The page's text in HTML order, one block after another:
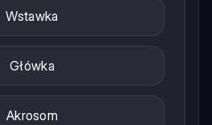
Wstawka
Główka
Akrosom